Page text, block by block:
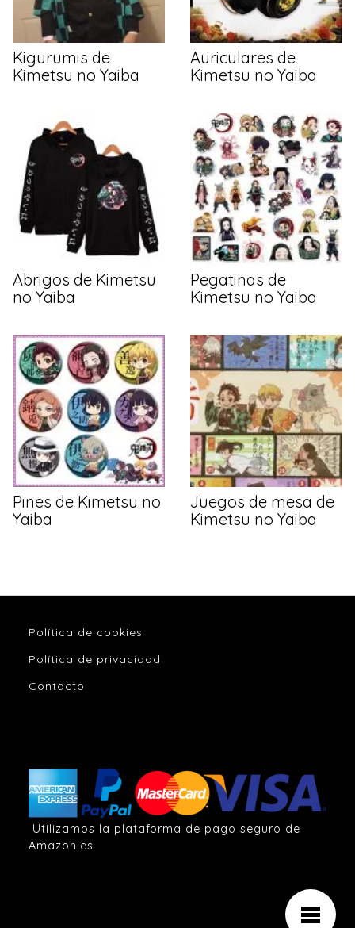
Kigurumis de
Kimetsu no Yaiba
Auriculares de
Kimetsu no Yaiba
Abrigos de Kimetsu
no Yaiba
Pegatinas de
Kimetsu no Yaiba
Pines de Kimetsu no
Yaiba
Juegos de mesa de
Kimetsu no Yaiba
Política de cookies
Política de privacidad
Contacto
Utilizamos la plataforma de pago seguro de
Amazon.es